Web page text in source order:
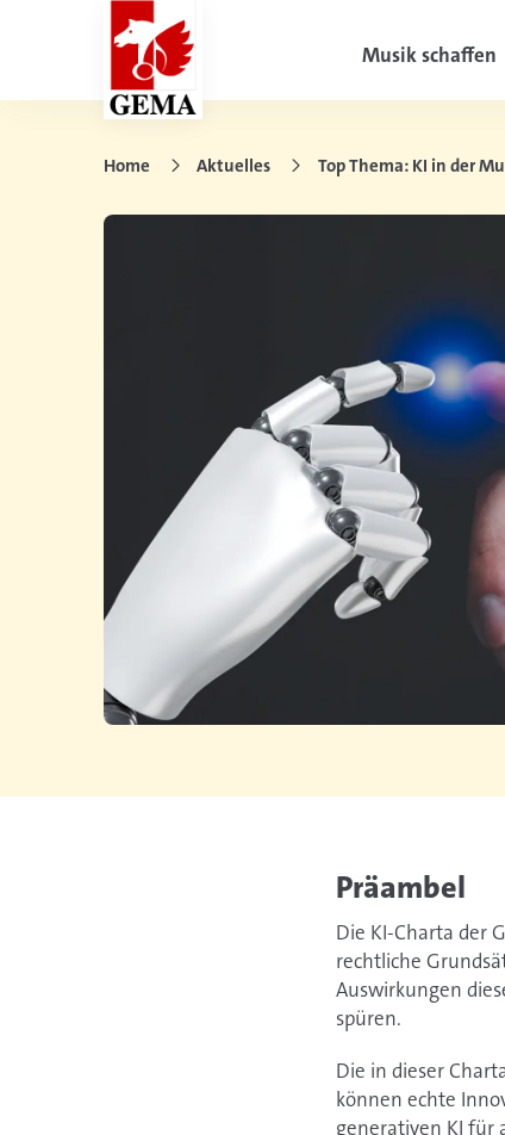
Musik schaffen
Home Aktuelles Top Thema: KI in der
Präambel
Die KI-Charta der
rechtliche
Auswirkungen
spüren.
Die in dieser
können echte
generativen KI für